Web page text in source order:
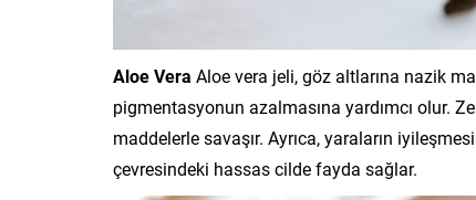
Aloe Vera Aloe vera jeli, göz altlarına nazik
pigmentasyonun azalmasına yardımcı olur.
maddelerle savaşır. Ayrıca, yaraların
çevresindeki hassas cilde fayda sağlar.